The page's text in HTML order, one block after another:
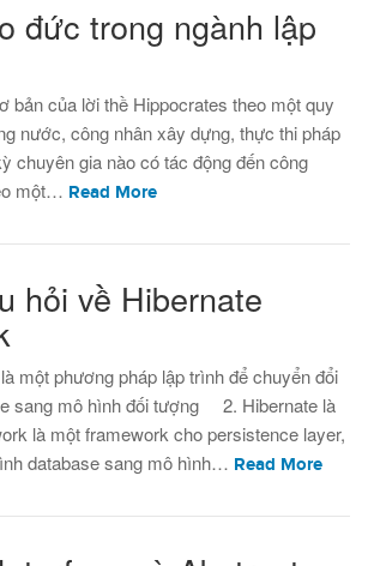
đức trong ngành lập
bản của lời thề Hippocrates theo một quy
nước, công nhân xây dựng, thực thi pháp
chuyên gia nào có tác động đến công
một… Read More
hỏi về Hibernate
một phương pháp lập trình để chuyển đổi
sang mô hình đối tượng 2. Hibernate là
là một framework cho persistence layer,
database sang mô hình… Read More